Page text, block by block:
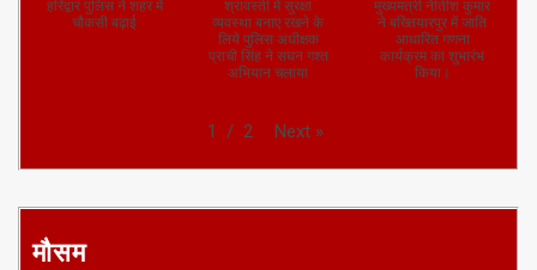
हरिद्वार पुलिस ने शहर में
चौकसी बढ़ाई
श्रावस्ती में सुरक्षा
व्यवस्था बनाए रखने के
लिये पुलिस अधीक्षक
प्राची सिंह ने सघन गश्त
अभियान चलाया
मुख्यमंत्री नीतीश कुमार
ने बख्तियारपुर में जाति
आधारित गणना
कार्यक्रम का शुभारंभ
किया।
1 / 2 Next »
मौसम